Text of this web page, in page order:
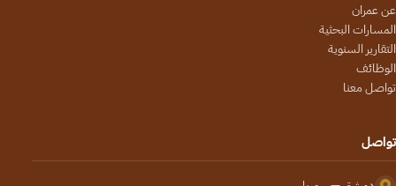
عن عمران
المسارات البحثية
التقارير السنوية
الوظائف
تواصل معنا
تواصل